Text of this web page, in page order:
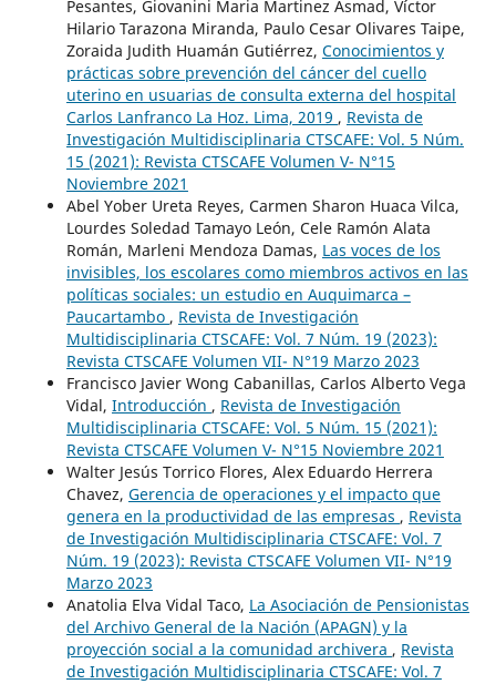
Pesantes, Giovanini Maria Martinez Asmad, Víctor
Hilario Tarazona Miranda, Paulo Cesar Olivares Taipe,
Zoraida Judith Huamán Gutiérrez, Conocimientos y
prácticas sobre prevención del cáncer del cuello
uterino en usuarias de consulta externa del hospital
Carlos Lanfranco La Hoz. Lima, 2019 , Revista de
Investigación Multidisciplinaria CTSCAFE: Vol. 5 Núm.
15 (2021): Revista CTSCAFE Volumen V- N°15
Noviembre 2021
Abel Yober Ureta Reyes, Carmen Sharon Huaca Vilca,
Lourdes Soledad Tamayo León, Cele Ramón Alata
Román, Marleni Mendoza Damas, Las voces de los
invisibles, los escolares como miembros activos en las
políticas sociales: un estudio en Auquimarca –
Paucartambo , Revista de Investigación
Multidisciplinaria CTSCAFE: Vol. 7 Núm. 19 (2023):
Revista CTSCAFE Volumen VII- N°19 Marzo 2023
Francisco Javier Wong Cabanillas, Carlos Alberto Vega
Vidal, Introducción , Revista de Investigación
Multidisciplinaria CTSCAFE: Vol. 5 Núm. 15 (2021):
Revista CTSCAFE Volumen V- N°15 Noviembre 2021
Walter Jesús Torrico Flores, Alex Eduardo Herrera
Chavez, Gerencia de operaciones y el impacto que
genera en la productividad de las empresas , Revista
de Investigación Multidisciplinaria CTSCAFE: Vol. 7
Núm. 19 (2023): Revista CTSCAFE Volumen VII- N°19
Marzo 2023
Anatolia Elva Vidal Taco, La Asociación de Pensionistas
del Archivo General de la Nación (APAGN) y la
proyección social a la comunidad archivera , Revista
de Investigación Multidisciplinaria CTSCAFE: Vol. 7